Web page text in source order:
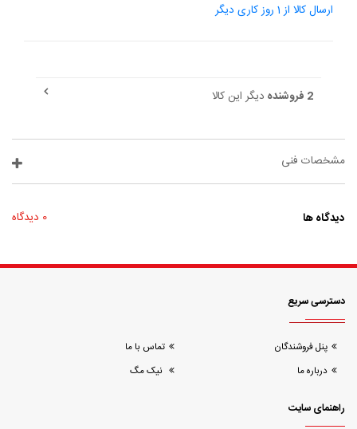
ارسال کالا از 1 روز کاری دیگر
2 فروشنده دیگر این کالا
مشخصات فنی
دیدگاه ها 0 دیدگاه
دسترسی سریع
پنل فروشندگان
تماس با ما
درباره ما
نیک مگ
راهنمای سایت